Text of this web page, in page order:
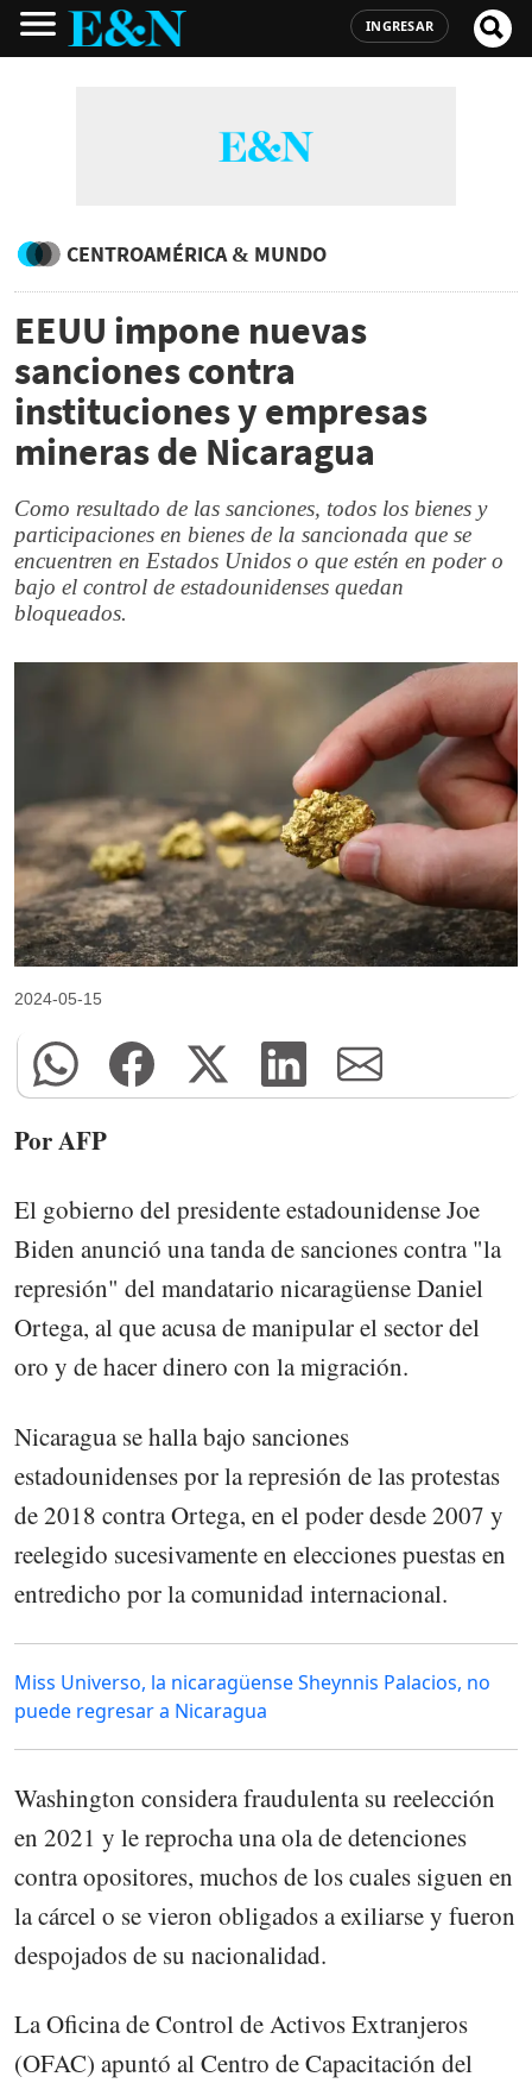
INGRESAR
CENTROAMÉRICA & MUNDO
EEUU impone nuevas
sanciones contra
instituciones y empresas
mineras de Nicaragua
Como resultado de las sanciones, todos los bienes y
participaciones en bienes de la sancionada que se
encuentren en Estados Unidos o que estén en poder o
bajo el control de estadounidenses quedan
bloqueados.
2024-05-15
Por AFP
El gobierno del presidente estadounidense Joe
Biden anunció una tanda de sanciones contra "la
represión" del mandatario nicaragüense Daniel
Ortega, al que acusa de manipular el sector del
oro y de hacer dinero con la migración.
Nicaragua se halla bajo sanciones
estadounidenses por la represión de las protestas
de 2018 contra Ortega, en el poder desde 2007 y
reelegido sucesivamente en elecciones puestas en
entredicho por la comunidad internacional.
Miss Universo, la nicaragüense Sheynnis Palacios, no
puede regresar a Nicaragua
Washington considera fraudulenta su reelección
en 2021 y le reprocha una ola de detenciones
contra opositores, muchos de los cuales siguen en
la cárcel o se vieron obligados a exiliarse y fueron
despojados de su nacionalidad.
La Oficina de Control de Activos Extranjeros
(OFAC) apuntó al Centro de Capacitación del